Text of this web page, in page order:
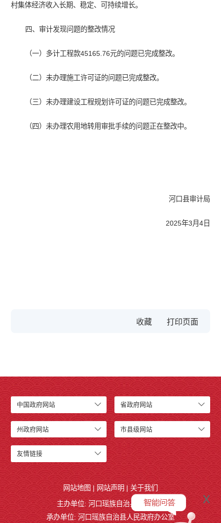
村集体经济收入长期、稳定、可持续增长。
四、审计发现问题的整改情况
（一）多计工程款45165.76元的问题已完成整改。
（二）未办理施工许可证的问题已完成整改。
（三）未办理建设工程规划许可证的问题已完成整改。
（四）未办理农用地转用审批手续的问题正在整改中。
河口县审计局
2025年3月4日
收藏
中国政府网站 省政府网站
州政府网站 市县级网站
友情链接
网站地图 | 网站声明 | 关于我们
主办单位: 河口瑶族自治县人民政府
承办单位: 河口瑶族自治县人民政府办公室
x